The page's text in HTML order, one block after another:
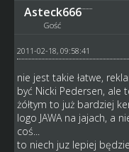
Asteck666
Gość
2011-02-18, 09:58:41
nie jest takie łatwe,
być Nicki Pedersen, ale
żółtym to już bardziej
logo JAWA na jajach, a
coś...
to niech juz lepiej